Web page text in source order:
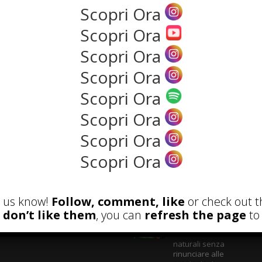
Parete Respira
ecologica: come
costruire con materiali
naturali senza
rinunciare alle
Scopri Ora
Scopri Ora
Scopri Ora
Scopri Ora
Scopri Ora
Scopri Ora
Scopri Ora
Scopri Ora
know! Follow, comment, like or check out
like them, you can refresh the page to